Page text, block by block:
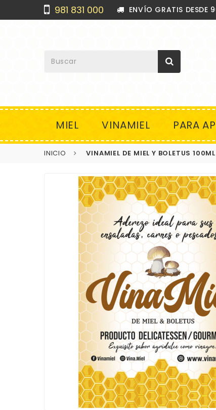
981 831 000 ENVÍO GRATIS DESDE
MIEL VINAMIEL PARA
INICIO VINAMIEL DE MIEL Y BOLETUS 100ML